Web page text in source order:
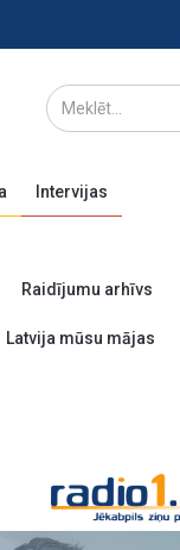
Intervijas
Raidījumu arhīvs
Latvija mūsu mājas